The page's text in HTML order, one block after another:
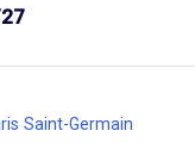
Saint-Germain